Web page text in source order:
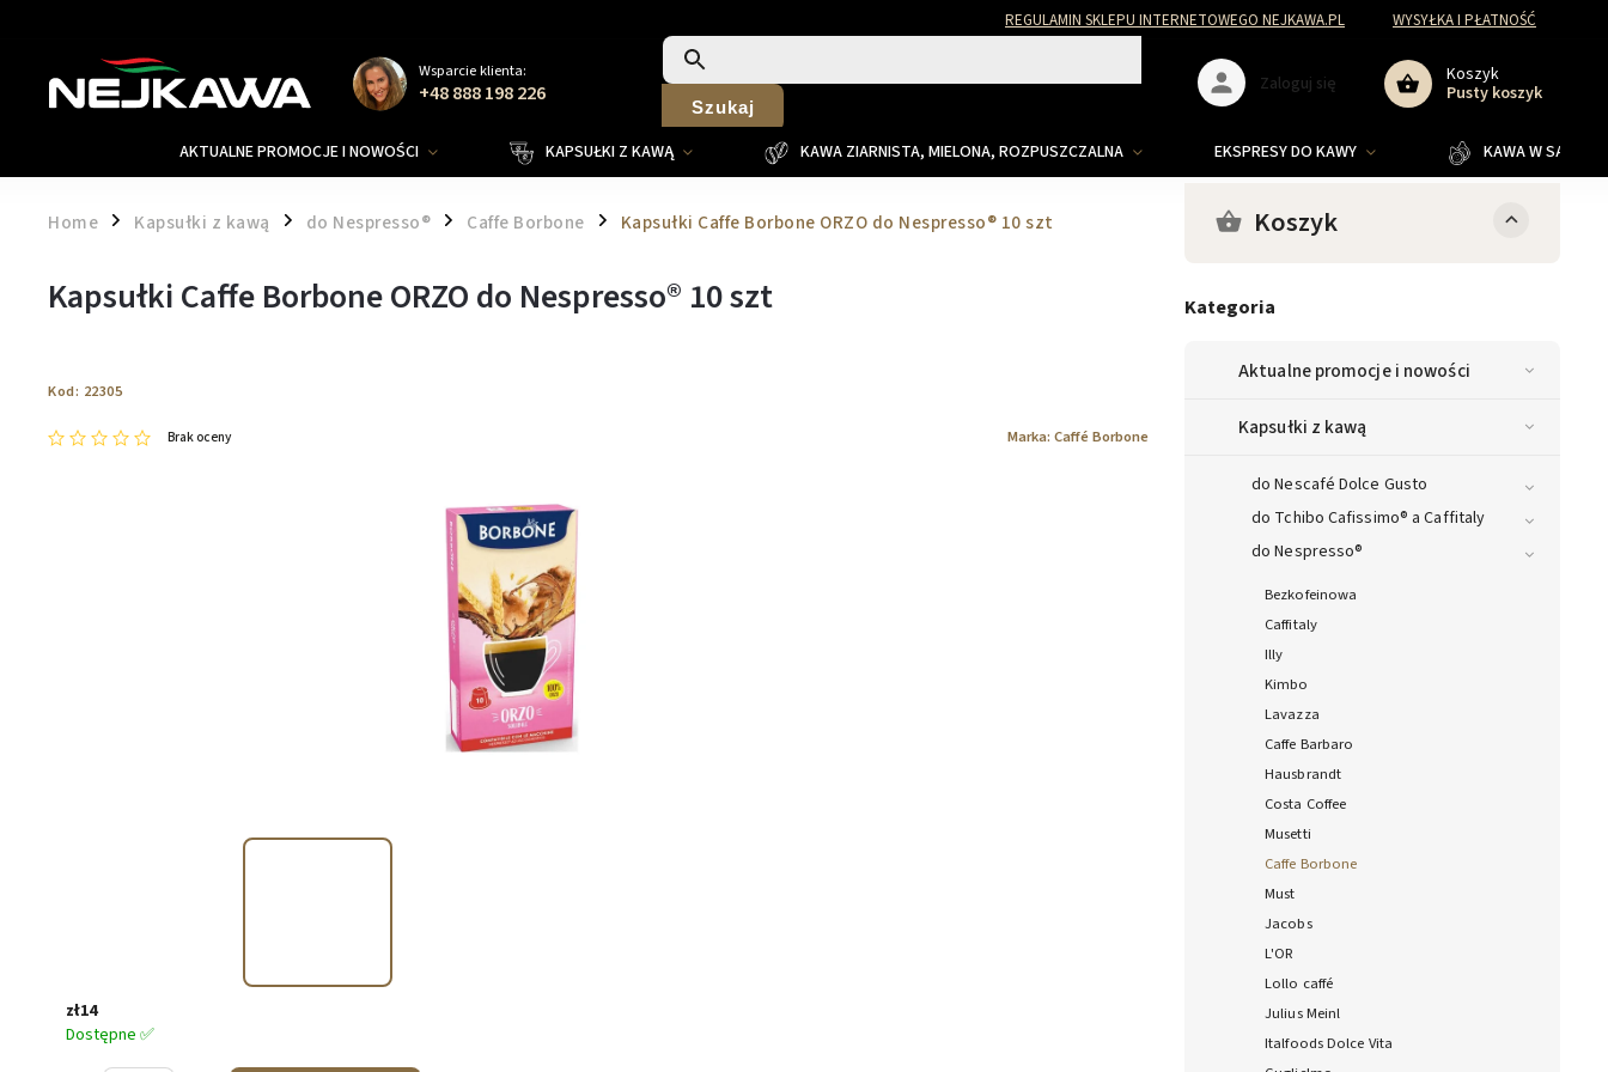
REGULAMIN SKLEPU INTERNETOWEGO NEJKAWA.PL WYSYŁKA I PŁATNOŚĆ
Wsparcie klienta:
+48 888 198 226 Szukaj
Koszyk
Pusty koszyk
Zaloguj się
AKTUALNE PROMOCJE I NOWOŚCI KAPSUŁKI Z KAWĄ KAWA ZIARNISTA, MIELONA, ROZPUSZCZALNA EKSPRESY DO KAWY KAWA W
Home / Kapsułki z kawą / do Nespresso® / Caffe Borbone / Kapsułki Caffe Borbone ORZO do Nespresso® 10 szt Koszyk
Kategoria
Aktualne promocje i nowości
Kapsułki z kawą
do Nescafé Dolce Gusto
do Tchibo Cafissimo® a Caffitaly
do Nespresso®
Bezkofeinowa
Caffitaly
Illy
Kimbo
Lavazza
Caffe Barbaro
Hausbrandt
Costa Coffee
Musetti
Caffe Borbone
Must
Jacobs
L'OR
Lollo caffé
Julius Meinl
Italfoods Dolce Vita
Kapsułki Caffe Borbone ORZO do Nespresso® 10 szt
Kod: 22305
Brak oceny Marka: Caffé Borbone
zł14
Dostępne ✅